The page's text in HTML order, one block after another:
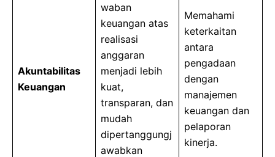
Akuntabilitas
Keuangan
waban
keuangan atas
realisasi
anggaran
menjadi lebih
kuat,
transparan, dan
mudah
dipertanggungj
awabkan
Memahami
keterkaitan
antara
pengadaan
dengan
manajemen
keuangan dan
pelaporan
kinerja.